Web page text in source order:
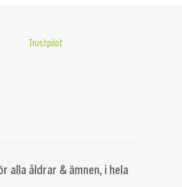
Trustpilot
alla åldrar & ämnen, i hela